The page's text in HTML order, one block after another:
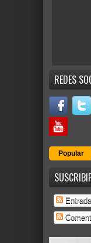
REDES
Popular